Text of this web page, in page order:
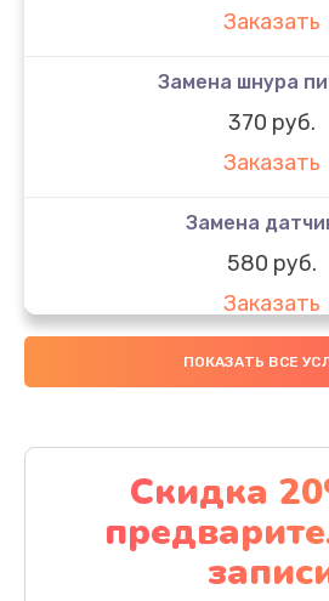
Заказать
Замена шнура
370 руб.
Заказать
Замена
580 руб.
Заказать
Комплексная
Заказать
Замена дисплея
2000 руб.
Заказать
ПОКАЗАТЬ ВСЕ
Скидка